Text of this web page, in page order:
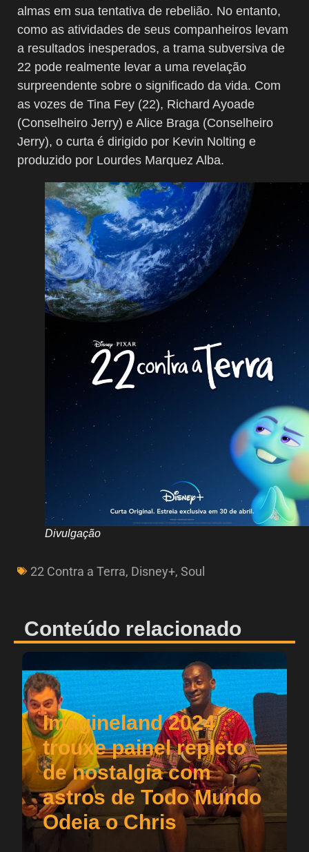
almas em sua tentativa de rebelião. No entanto,
como as atividades de seus companheiros levam
a resultados inesperados, a trama subversiva de
22 pode realmente levar a uma revelação
surpreendente sobre o significado da vida. Com
as vozes de Tina Fey (22), Richard Ayoade
(Conselheiro Jerry) e Alice Braga (Conselheiro
Jerry), o curta é dirigido por Kevin Nolting e
produzido por Lourdes Marquez Alba.
Divulgação
22 Contra a Terra, Disney+, Soul
Conteúdo relacionado
Imagineland 2024
trouxe painel repleto
de nostalgia com
astros de Todo Mundo
Odeia o Chris